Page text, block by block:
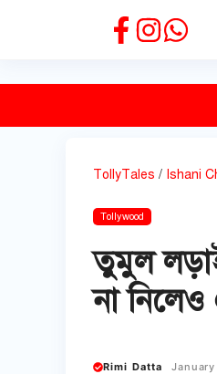
TollyTales / Ishani
Tollywood
তুমুল
না
Rimi Datta